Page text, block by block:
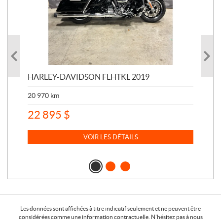
HARLEY-DAVIDSON FLHTKL 2019
20 970 km
22 895 $
VOIR LES DÉTAILS
Les données sont affichées à titre indicatif seulement et ne peuvent être
considérées comme une information contractuelle. N'hésitez pas à nous